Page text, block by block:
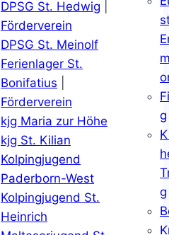
DPSG St. Hedwig
Förderverein
DPSG St. Meinolf
Ferienlager St.
Bonifatius
Förderverein
kjg Maria zur Höhe
kjg St. Kilian
Kolpingjugend
Paderborn-West
Kolpingjugend St.
Heinrich
g
g